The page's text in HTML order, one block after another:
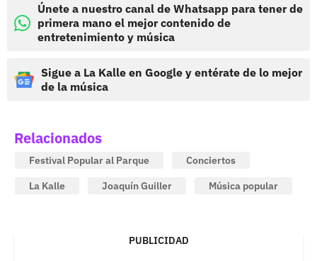
Únete a nuestro canal de Whatsapp para tener de
primera mano el mejor contenido de
entretenimiento y música
Sigue a La Kalle en Google y entérate de lo mejor
de la música
Relacionados
Festival Popular al Parque
Conciertos
La Kalle
Joaquín Guiller Música popular
PUBLICIDAD